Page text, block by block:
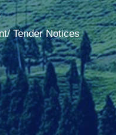
Tender Notices